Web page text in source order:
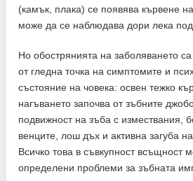
(камък, плака) се появява кървене
може да се наблюдава дори лека
Но обострянията на заболяването
от гледна точка на симптомите и
състояние на човека: освен тежко
нагъването започва от зъбните
подвижност на зъба с измествания,
венците, лош дъх и активна загуба
Всичко това в съвкупност всъщност
определени проблеми за зъбната